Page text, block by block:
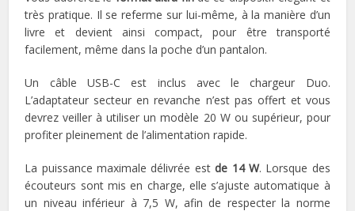
très pratique. Il se referme sur lui-même, à la manière d’un
livre et devient ainsi compact, pour être transporté
facilement, même dans la poche d’un pantalon.
Un câble USB-C est inclus avec le chargeur Duo.
L’adaptateur secteur en revanche n’est pas offert et vous
devrez veiller à utiliser un modèle 20 W ou supérieur, pour
profiter pleinement de l’alimentation rapide.
La puissance maximale délivrée estde 14 W. Lorsque des
écouteurs sont mis en charge, elle s’ajuste automatique à
un niveau inférieur à 7,5 W, afin de respecter la norme